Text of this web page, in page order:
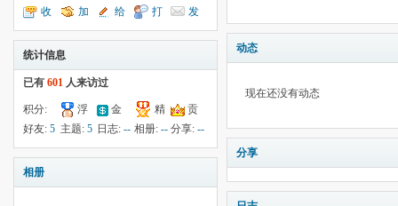
收
听TA
加
为好友
给
我留言
打
个招呼
发
送消息
统计信息
已有 601 人来访过
积分:
-17
浮
云:
金
钱:607
精
华:1
贡
献:--
好友: 5 主题: 5 日志:-- 相册: -- 分享:--
相册
动态
现在还没有动态
分享